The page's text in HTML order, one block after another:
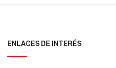
ENLACES DE INTERÉS